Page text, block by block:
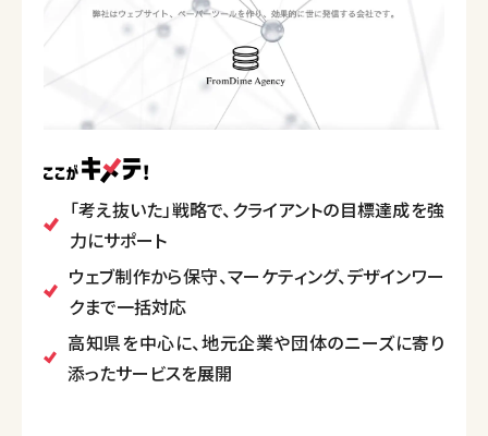
「考え抜いた」戦略で、クライアントの目標達成を強
力にサポート
ウェブ制作から保守、マーケティング、デザインワー
クまで一括対応
高知県を中心に、地元企業や団体のニーズに寄り
添ったサービスを展開